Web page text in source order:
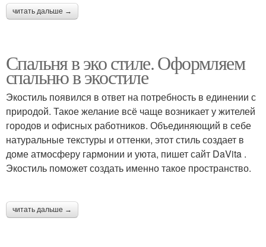
читать дальше →
Спальня в эко стиле. Оформляем
спальню в экостиле
Экостиль появился в ответ на потребность в единении с
природой. Такое желание всё чаще возникает у жителей
городов и офисных работников. Объединяющий в себе
натуральные текстуры и оттенки, этот стиль создает в
доме атмосферу гармонии и уюта, пишет сайт DaVita .
Экостиль поможет создать именно такое пространство.
читать дальше →